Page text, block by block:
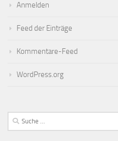
Anmelden
Feed der Einträge
Kommentare-Feed
WordPress.org
Suche
nach: